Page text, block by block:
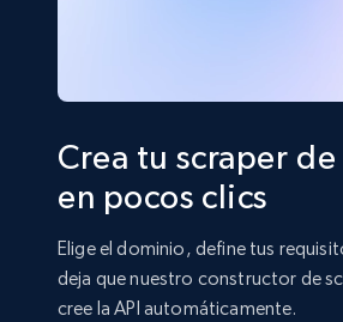
Crea tu scraper
en pocos clics
Elige el dominio, define tus
deja que nuestro constructor de
cree la API automáticamente.